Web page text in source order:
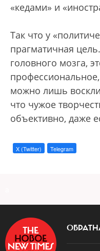
«кедами» и
Так что у
прагматичная
головного мозга,
можно лишь
что чужое
объективно, даже
X (Twitter) Telegram